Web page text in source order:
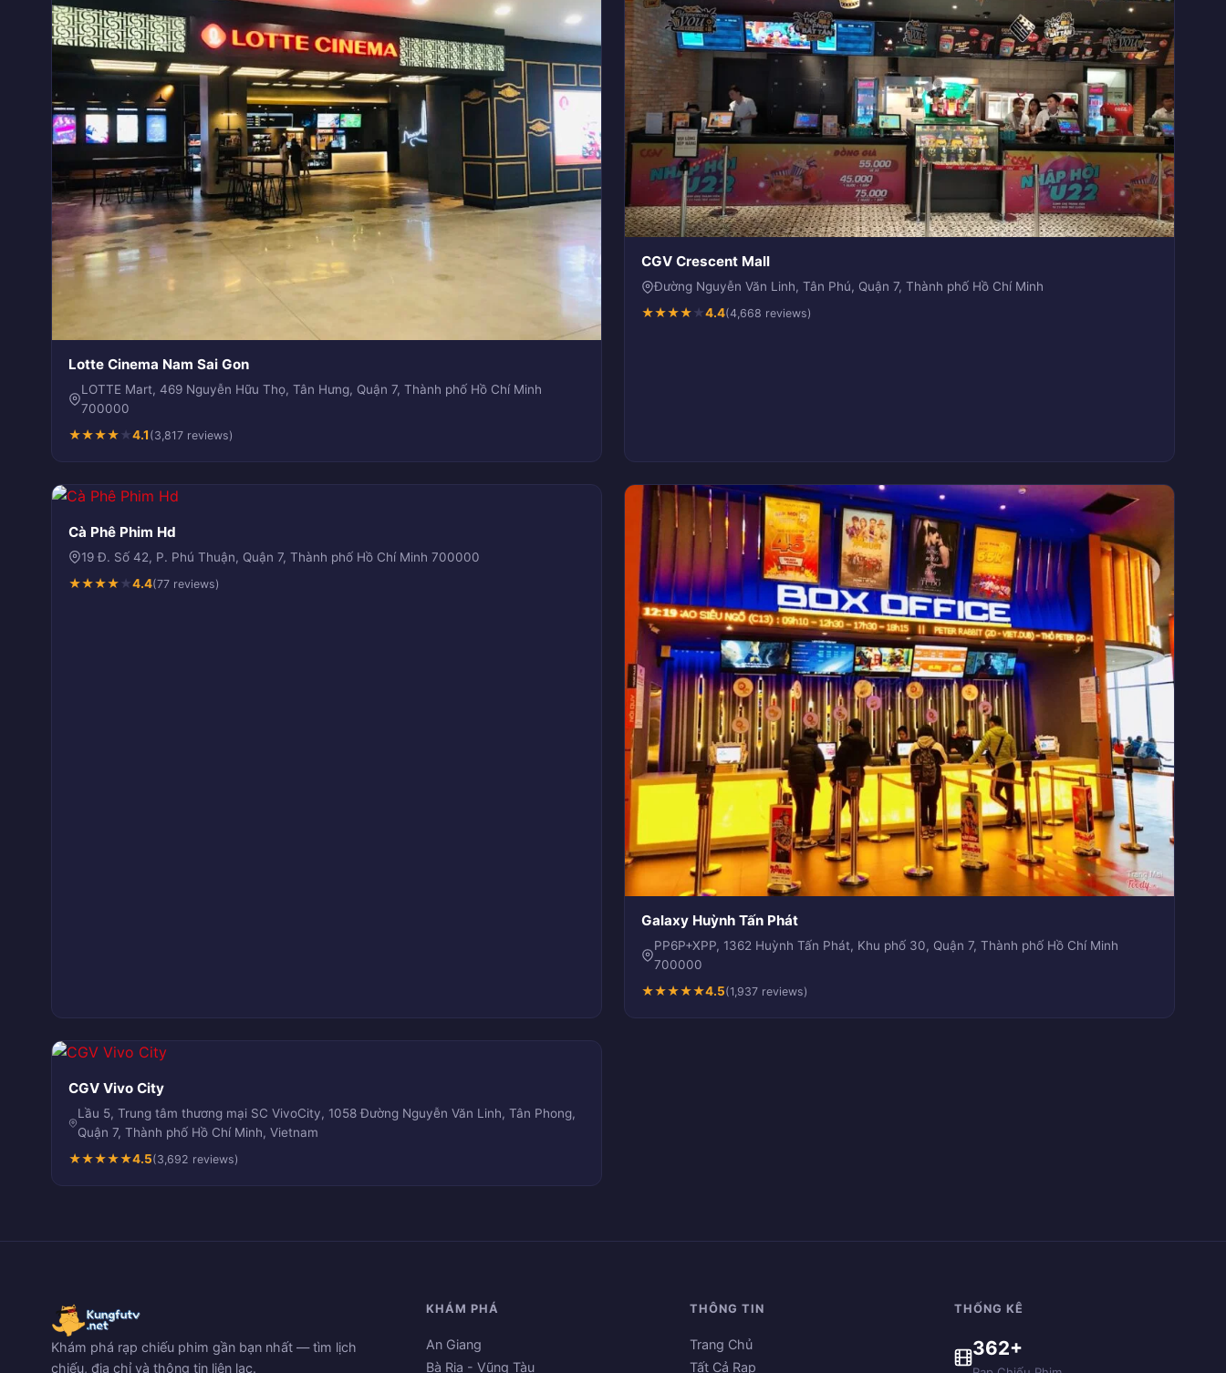
Lotte Cinema Nam Sai Gon
LOTTE Mart, 469 Nguyễn Hữu Thọ, Tân Hưng, Quận 7, Thành phố Hồ Chí Minh
700000
★★★★★4.1 (3,817 reviews)
CGV Crescent Mall
Đường Nguyễn Văn Linh, Tân Phú, Quận 7, Thành phố Hồ Chí Minh
★★★★★4.4(4,668 reviews)
Cà Phê Phim Hd
19 Đ. Số 42, P. Phú Thuận, Quận 7, Thành phố Hồ Chí Minh 700000
★★★★★4.4(77 reviews)
Galaxy Huỳnh Tấn Phát
PP6P+XPP, 1362 Huỳnh Tấn Phát, Khu phố 30, Quận 7, Thành phố Hồ Chí Minh
700000
★★★★★4.5(1,937 reviews)
CGV Vivo City
Lầu 5, Trung tâm thương mại SC VivoCity, 1058 Đường Nguyễn Văn Linh, Tân Phong,
Quận 7, Thành phố Hồ Chí Minh, Vietnam
★★★★★4.5(3,692 reviews)
Khám phá rạp chiếu phim gần bạn nhất — tìm lịch
chiếu, địa chỉ và thông tin liên lạc.
KHÁM PHÁ
An Giang
Bà Rịa - Vũng Tàu
THÔNG TIN
Trang Chủ
Tất Cả Rạp
THỐNG KÊ
362+